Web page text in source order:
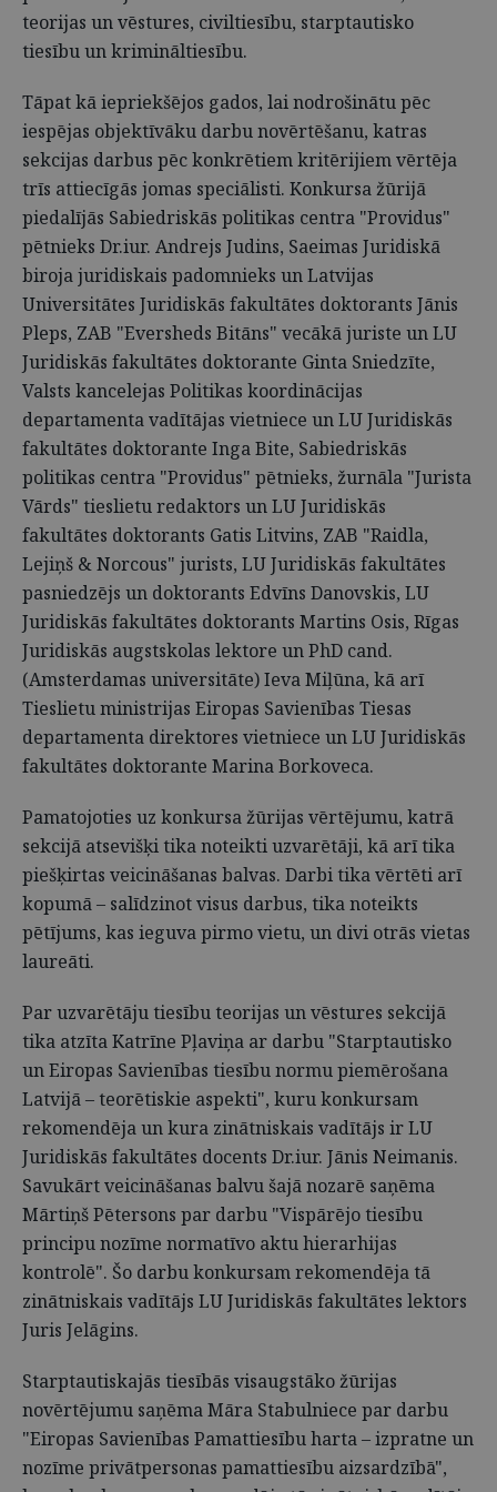
teorijas un vēstures, civiltiesību, starptautisko
tiesību un krimināltiesību.
Tāpat kā iepriekšējos gados, lai nodrošinātu pēc
iespējas objektīvāku darbu novērtēšanu, katras
sekcijas darbus pēc konkrētiem kritērijiem vērtēja
trīs attiecīgās jomas speciālisti. Konkursa žūrijā
piedalījās Sabiedriskās politikas centra "Providus"
pētnieks Dr.iur. Andrejs Judins, Saeimas Juridiskā
biroja juridiskais padomnieks un Latvijas
Universitātes Juridiskās fakultātes doktorants Jānis
Pleps, ZAB "Eversheds Bitāns" vecākā juriste un LU
Juridiskās fakultātes doktorante Ginta Sniedzīte,
Valsts kancelejas Politikas koordinācijas
departamenta vadītājas vietniece un LU Juridiskās
fakultātes doktorante Inga Bite, Sabiedriskās
politikas centra "Providus" pētnieks, žurnāla "Jurista
Vārds" tieslietu redaktors un LU Juridiskās
fakultātes doktorants Gatis Litvins, ZAB "Raidla,
Lejiņš & Norcous" jurists, LU Juridiskās fakultātes
pasniedzējs un doktorants Edvīns Danovskis, LU
Juridiskās fakultātes doktorants Martins Osis, Rīgas
Juridiskās augstskolas lektore un PhD cand.
(Amsterdamas universitāte) Ieva Miļūna, kā arī
Tieslietu ministrijas Eiropas Savienības Tiesas
departamenta direktores vietniece un LU Juridiskās
fakultātes doktorante Marina Borkoveca.
Pamatojoties uz konkursa žūrijas vērtējumu, katrā
sekcijā atsevišķi tika noteikti uzvarētāji, kā arī tika
piešķirtas veicināšanas balvas. Darbi tika vērtēti arī
kopumā – salīdzinot visus darbus, tika noteikts
pētījums, kas ieguva pirmo vietu, un divi otrās vietas
laureāti.
Par uzvarētāju tiesību teorijas un vēstures sekcijā
tika atzīta Katrīne Pļaviņa ar darbu "Starptautisko
un Eiropas Savienības tiesību normu piemērošana
Latvijā – teorētiskie aspekti", kuru konkursam
rekomendēja un kura zinātniskais vadītājs ir LU
Juridiskās fakultātes docents Dr.iur. Jānis Neimanis.
Savukārt veicināšanas balvu šajā nozarē saņēma
Mārtiņš Pētersons par darbu "Vispārējo tiesību
principu nozīme normatīvo aktu hierarhijas
kontrolē". Šo darbu konkursam rekomendēja tā
zinātniskais vadītājs LU Juridiskās fakultātes lektors
Juris Jelāgins.
Starptautiskajās tiesībās visaugstāko žūrijas
novērtējumu saņēma Māra Stabulniece par darbu
"Eiropas Savienības Pamattiesību harta – izpratne un
nozīme privātpersonas pamattiesību aizsardzībā",